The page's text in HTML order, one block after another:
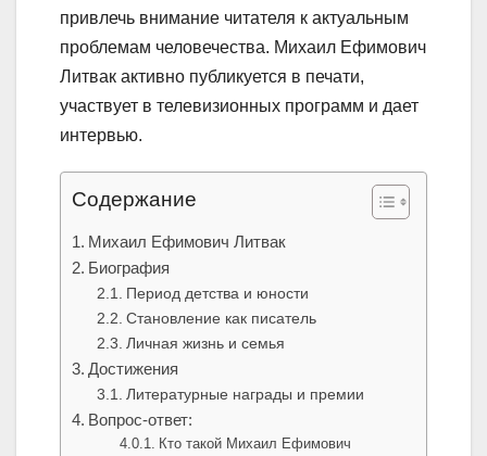
привлечь внимание читателя к актуальным
проблемам человечества. Михаил Ефимович
Литвак активно публикуется в печати,
участвует в телевизионных программ и дает
интервью.
Содержание
Михаил Ефимович Литвак
Биография
Период детства и юности
Становление как писатель
Личная жизнь и семья
Достижения
Литературные награды и премии
Вопрос-ответ:
Кто такой Михаил Ефимович